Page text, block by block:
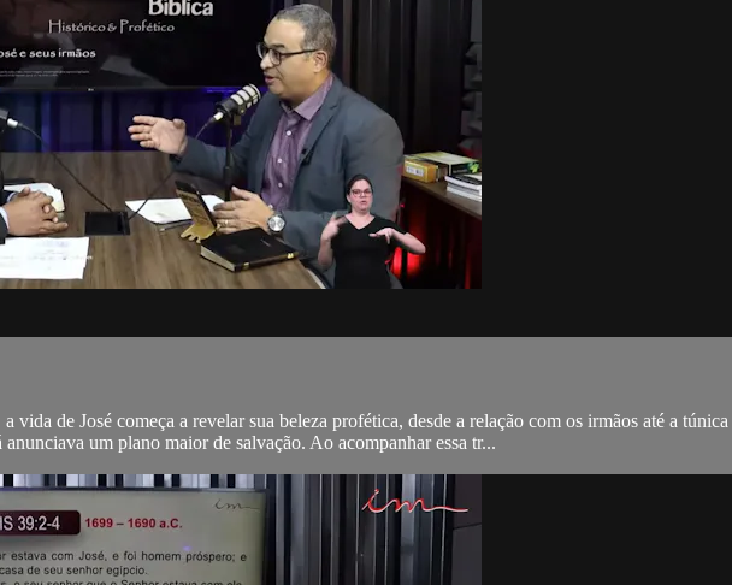
de José começa a revelar sua beleza profética, desde a relação com os irmãos até a
um plano maior de salvação. Ao acompanhar essa tr...